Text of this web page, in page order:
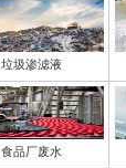
垃圾渗滤液
食品厂废水